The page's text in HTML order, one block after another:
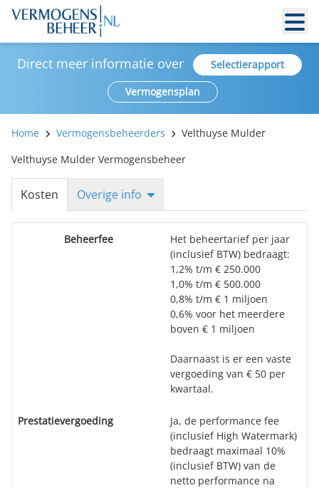
Direct meer informatie over
Selectierapport
Vermogensplan
Home Vermogensbeheerders
Velthuyse Mulder
Velthuyse Mulder Vermogensbeheer
Kosten Overige info
Beheerfee
Het beheertarief per jaar
(inclusief BTW) bedraagt:
1,2% t/m € 250.000
1,0% t/m € 500.000
0,8% t/m € 1 miljoen
0,6% voor het meerdere
boven € 1 miljoen
Daarnaast is er een vaste
vergoeding van € 50 per
kwartaal.
Prestatievergoeding
Ja, de performance fee
(inclusief High Watermark)
bedraagt maximaal 10%
(inclusief BTW) van de
netto performance na